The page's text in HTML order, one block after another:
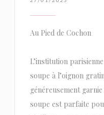
Au Pied de Cochon
L’institution
soupe à l’oignon
généreusement
soupe est parfaite